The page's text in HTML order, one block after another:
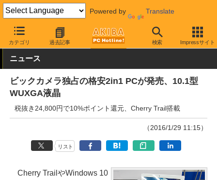
Powered by Translate
カテゴリ 過去記事 検索 Impressサイト
AKIBA PC Hotline! モバイル タブレット Windowsタブレット
ニュース
ビックカメラ独占の格安2in1 PCが発売、10.1型
WUXGA液晶
税抜き24,800円で10%ポイント還元、Cherry Trail搭載
（2016/1/29 11:15）
リスト
Cherry TrailやWindows 10